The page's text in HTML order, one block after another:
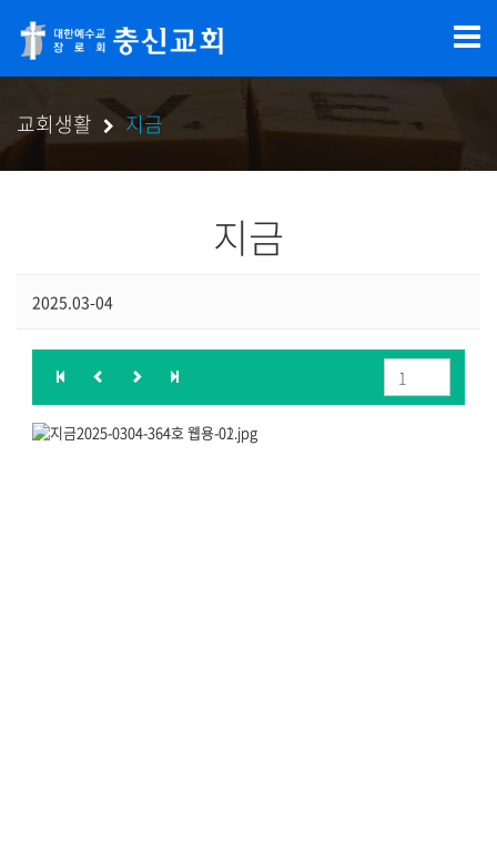
교회생활 지금
지금
2025.03-04